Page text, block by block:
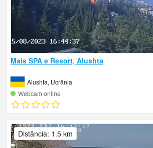
Mais SPA e Resort, Alushta
Alushta, Ucrânia
Webcam online
Distância: 1.5 km